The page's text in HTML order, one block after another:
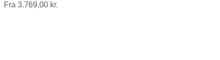
Fra 3.769,00 kr.